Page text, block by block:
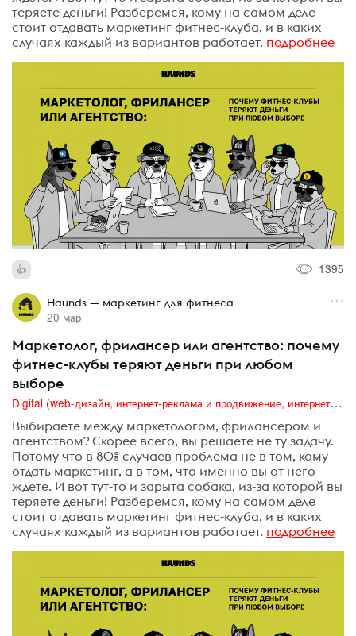
теряете деньги! Разберемся, кому на самом деле
стоит отдавать маркетинг фитнес-клуба, и в каких
случаях каждый из вариантов работает. подробнее
1395
Haunds — маркетинг для фитнеса
20 мар
Маркетолог, фрилансер или агентство: почему
фитнес-клубы теряют деньги при любом
выборе
Digital (web-дизайн, интернет-реклама и продвижение, интернет-сообщества и блоги, интернет-коммуникации, мобильный маркетинг, реклама на цифровых экранах)
Выбираете между маркетологом, фрилансером и
агентством? Скорее всего, вы решаете не ту задачу.
Потому что в 80% случаев проблема не в том, кому
отдать маркетинг, а в том, что именно вы от него
ждете. И вот тут-то и зарыта собака, из-за которой вы
теряете деньги! Разберемся, кому на самом деле
стоит отдавать маркетинг фитнес-клуба, и в каких
случаях каждый из вариантов работает. подробнее